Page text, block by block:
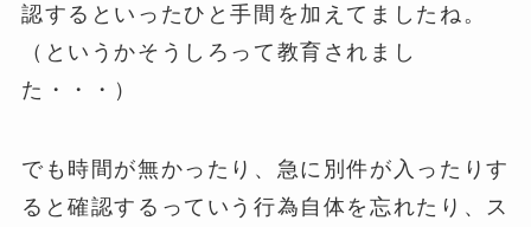
認するといったひと手間を加えてましたね。
（というかそうしろって教育されまし
た・・・）
でも時間が無かったり、急に別件が入ったりす
ると確認するっていう行為自体を忘れたり、ス